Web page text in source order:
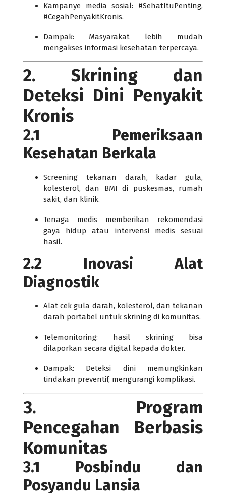
Kampanye media sosial: #SehatItuPenting,
#CegahPenyakitKronis.
Dampak: Masyarakat lebih mudah
mengakses informasi kesehatan terpercaya.
2. Skrining dan
Deteksi Dini Penyakit
Kronis
2.1 Pemeriksaan
Kesehatan Berkala
Screening tekanan darah, kadar gula,
kolesterol, dan BMI di puskesmas, rumah
sakit, dan klinik.
Tenaga medis memberikan rekomendasi
gaya hidup atau intervensi medis sesuai
hasil.
2.2 Inovasi Alat
Diagnostik
Alat cek gula darah, kolesterol, dan tekanan
darah portabel untuk skrining di komunitas.
Telemonitoring: hasil skrining bisa
dilaporkan secara digital kepada dokter.
Dampak: Deteksi dini memungkinkan
tindakan preventif, mengurangi komplikasi.
3. Program
Pencegahan Berbasis
Komunitas
3.1 Posbindu dan
Posyandu Lansia